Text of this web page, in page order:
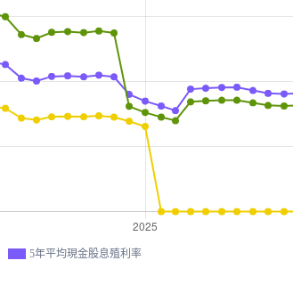
5年平均現金股息殖利率